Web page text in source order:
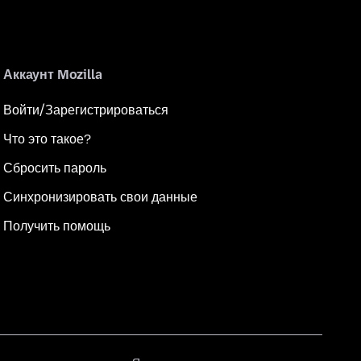
Аккаунт Mozilla
Войти/Зарегистрироваться
Что это такое?
Сбросить пароль
Синхронизировать свои данные
Получить помощь